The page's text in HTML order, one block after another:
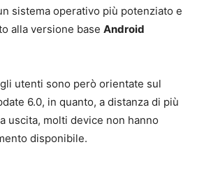
sistema operativo più potenziato e
alla versione base Android
utenti sono però orientate sul
6.0, in quanto, a distanza di più
uscita, molti device non hanno
disponibile.